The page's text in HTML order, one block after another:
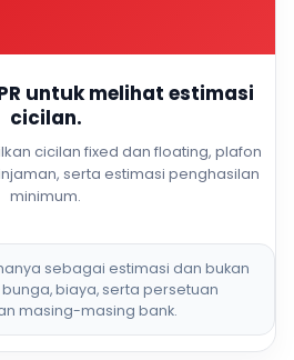
untuk melihat estimasi
cicilan.
cicilan fixed dan floating, plafon
serta estimasi penghasilan
minimum.
sebagai estimasi dan bukan
biaya, serta persetuan
masing-masing bank.